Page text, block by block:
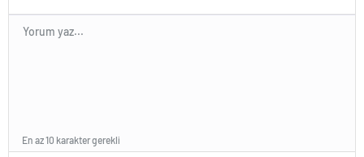
En az 10 karakter gerekli